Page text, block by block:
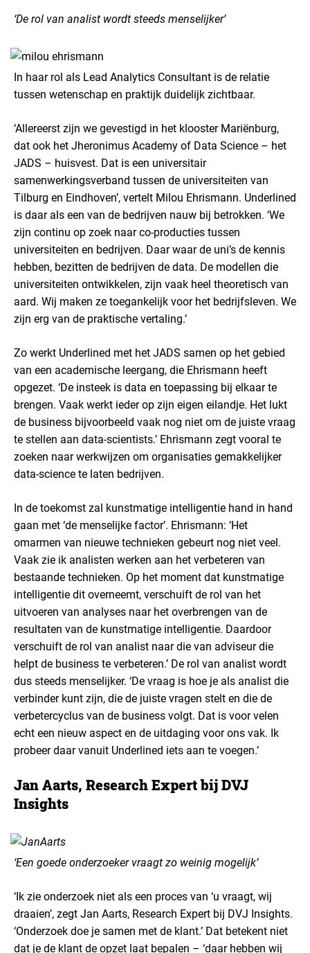
‘De rol van analist wordt steeds menselijker’
In haar rol als Lead Analytics Consultant is de relatie
tussen wetenschap en praktijk duidelijk zichtbaar.
‘Allereerst zijn we gevestigd in het klooster Mariënburg,
dat ook het Jheronimus Academy of Data Science – het
JADS – huisvest. Dat is een universitair
samenwerkingsverband tussen de universiteiten van
Tilburg en Eindhoven’, vertelt Milou Ehrismann. Underlined
is daar als een van de bedrijven nauw bij betrokken. ‘We
zijn continu op zoek naar co-producties tussen
universiteiten en bedrijven. Daar waar de uni’s de kennis
hebben, bezitten de bedrijven de data. De modellen die
universiteiten ontwikkelen, zijn vaak heel theoretisch van
aard. Wij maken ze toegankelijk voor het bedrijfsleven. We
zijn erg van de praktische vertaling.’
Zo werkt Underlined met het JADS samen op het gebied
van een academische leergang, die Ehrismann heeft
opgezet. ‘De insteek is data en toepassing bij elkaar te
brengen. Vaak werkt ieder op zijn eigen eilandje. Het lukt
de business bijvoorbeeld vaak nog niet om de juiste vraag
te stellen aan data-scientists.’ Ehrismann zegt vooral te
zoeken naar werkwijzen om organisaties gemakkelijker
data-science te laten bedrijven.
In de toekomst zal kunstmatige intelligentie hand in hand
gaan met ‘de menselijke factor’. Ehrismann: ‘Het
omarmen van nieuwe technieken gebeurt nog niet veel.
Vaak zie ik analisten werken aan het verbeteren van
bestaande technieken. Op het moment dat kunstmatige
intelligentie dit overneemt, verschuift de rol van het
uitvoeren van analyses naar het overbrengen van de
resultaten van de kunstmatige intelligentie. Daardoor
verschuift de rol van analist naar die van adviseur die
helpt de business te verbeteren.’ De rol van analist wordt
dus steeds menselijker. ‘De vraag is hoe je als analist die
verbinder kunt zijn, die de juiste vragen stelt en die de
verbetercyclus van de business volgt. Dat is voor velen
echt een nieuw aspect en de uitdaging voor ons vak. Ik
probeer daar vanuit Underlined iets aan te voegen.’
Jan Aarts, Research Expert bij DVJ
Insights
‘Een goede onderzoeker vraagt zo weinig mogelijk’
‘Ik zie onderzoek niet als een proces van ‘u vraagt, wij
draaien’, zegt Jan Aarts, Research Expert bij DVJ Insights.
‘Onderzoek doe je samen met de klant.’ Dat betekent niet
dat je de klant de opzet laat bepalen – ‘daar hebben wij